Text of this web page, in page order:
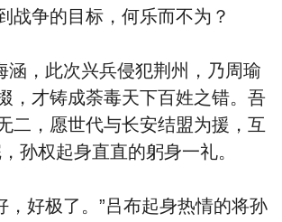
战争的目标，何乐而不为？
，此次兴兵侵犯荆州，乃周瑜
，才铸成荼毒天下百姓之错。吾
二，愿世代与长安结盟为援，互
孙权起身直直的躬身一礼。
极了。”吕布起身热情的将孙